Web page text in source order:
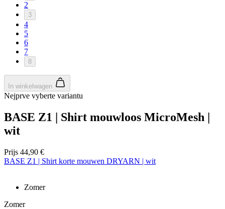
2
3
4
5
6
7
8
In winkelwagen
Nejprve vyberte variantu
BASE Z1 | Shirt mouwloos MicroMesh |
wit
Prijs 44,90 €
BASE Z1 | Shirt korte mouwen DRYARN | wit
Zomer
Zomer